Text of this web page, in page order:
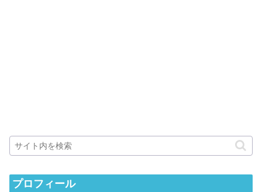
プロフィール